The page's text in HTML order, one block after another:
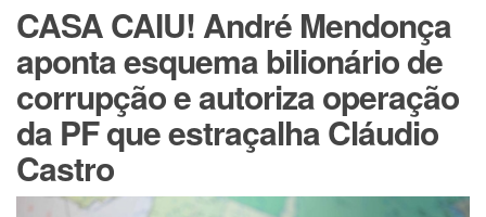
CASA CAIU! André Mendonça
aponta esquema bilionário de
corrupção e autoriza operação
da PF que estraçalha Cláudio
Castro